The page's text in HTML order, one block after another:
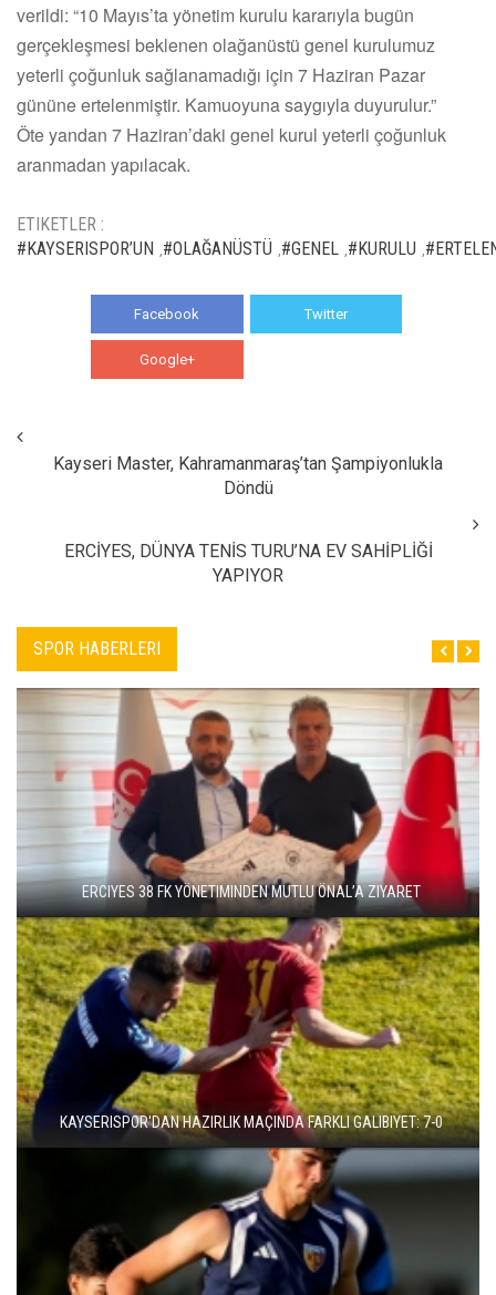
verildi: “10 Mayıs’ta yönetim kurulu kararıyla bugün
gerçekleşmesi beklenen olağanüstü genel kurulumuz
yeterli çoğunluk sağlanamadığı için 7 Haziran Pazar
gününe ertelenmiştir. Kamuoyuna saygıyla duyurulur.”
Öte yandan 7 Haziran’daki genel kurul yeterli çoğunluk
aranmadan yapılacak.
ETIKETLER :
#KAYSERISPOR’UN #OLAĞANÜSTÜ #GENEL #KURULU
Facebook Twitter
Google+
Kayseri Master, Kahramanmaraş’tan Şampiyonlukla
Döndü
ERCİYES, DÜNYA TENİS TURU’NA EV SAHİPLİĞİ
YAPIYOR
SPOR HABERLERI
ERCIYES 38 FK YÖNETIMINDEN MUTLU ÖNAL’A ZIYARET
KAYSERISPOR'DAN HAZIRLIK MAÇINDA FARKLI GALIBIYET: 7-0